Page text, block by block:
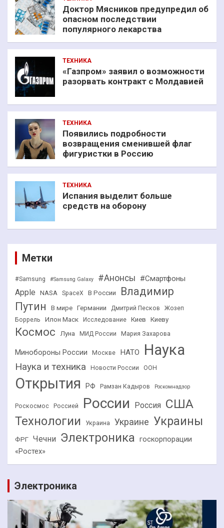
Доктор Мясников предупредил об
опасном последствии
популярного лекарства
ТЕХНИКА
«Газпром» заявил о возможности
разорвать контракт с Молдавией
ТЕХНИКА
Появились подробности
возвращения сменившей флаг
фигуристки в Россию
ТЕХНИКА
Испания выделит больше
средств на оборону
Метки
#Samsung #Samsung Galaxy #Анонсы #Смартфоны
Apple NASA SpaceX В России
Владимир
Путин
В мире Германии Дмитрий Песков
Жозеп
Боррель
Илон Маск Исследование Киев Киеву
Космос Луна МИД России Мария Захарова
Минобороны России Москве НАТО Наука
Наука и техника Новости России ООН
Открытия РФ Рамзан Кадыров Роскомнадзор
Роскосмос Россией России Россия США
Технологии Украина Украине Украины
ФРГ Чечни Электроника госкорпорации
«Ростех»
Электроника